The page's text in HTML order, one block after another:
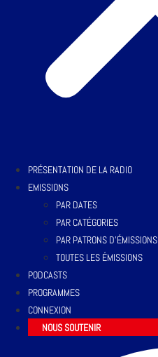
PRÉSENTATION DE LA RADIO
EMISSIONS
PAR DATES
PAR CATÉGORIES
PAR PATRONS D’ÉMISSIONS
TOUTES LES ÉMISSIONS
PODCASTS
PROGRAMMES
CONNEXION
NOUS SOUTENIR